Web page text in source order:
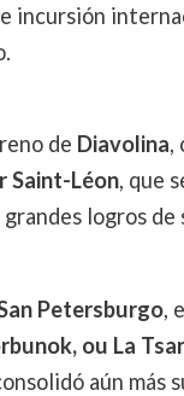
incursión
de Diavolina,
Saint-Léon, que
logros de
Petersburgo,
ou La
aún más